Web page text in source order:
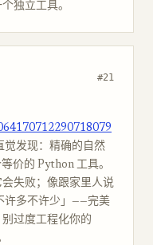
独立工具。
#21
觉发现：精确的自然
价的 Python 工具。
失败；像跟家里人说
许多不许少」——完美
过度工程化你的